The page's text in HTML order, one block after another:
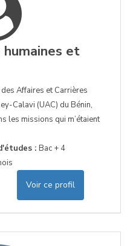
humaines et
Affaires et Carrières
Calavi (UAC) du Bénin,
les missions qui m’étaient
: Bac + 4
Voir ce profil